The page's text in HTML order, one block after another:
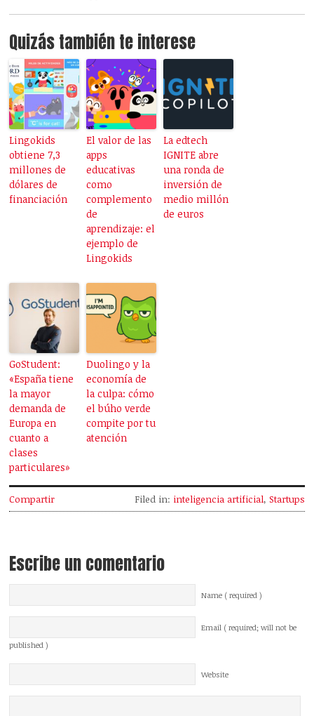
Quizás también te interese
Lingokids
obtiene 7,3
millones de
dólares de
financiación
El valor de las
apps
educativas
como
complemento
de
aprendizaje: el
ejemplo de
Lingokids
La edtech
IGNITE abre
una ronda de
inversión de
medio millón
de euros
GoStudent:
«España tiene
la mayor
demanda de
Europa en
cuanto a
clases
particulares»
Duolingo y la
economía de
la culpa: cómo
el búho verde
compite por tu
atención
Compartir Filed in: inteligencia artificial, Startups
Escribe un comentario
Name ( required )
Email ( required; will not be
published )
Website